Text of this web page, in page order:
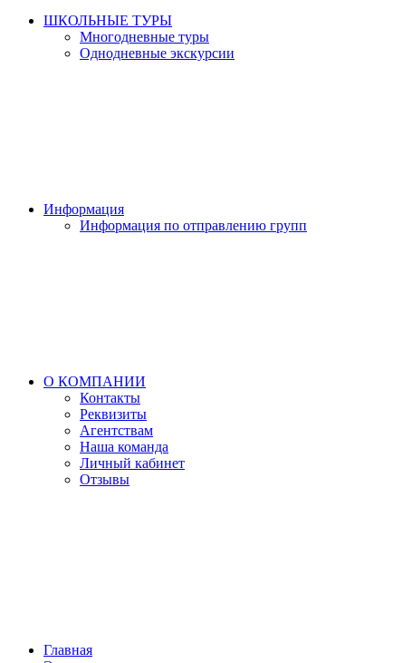
ШКОЛЬНЫЕ ТУРЫ
Многодневные туры
Однодневные экскурсии
Информация
Информация по отправлению групп
О КОМПАНИИ
Контакты
Реквизиты
Агентствам
Наша команда
Личный кабинет
Отзывы
Главная